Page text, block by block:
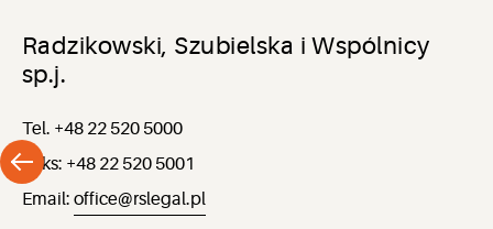
Radzikowski, Szubielska i Wspólnicy
sp.j.
Tel. +48 22 520 5000
Faks: +48 22 520 5001
Email: office@rslegal.pl